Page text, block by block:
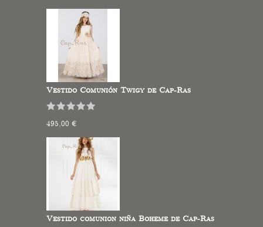
Vestido Comunión Twigy de Cap-Ras
495,00 €
Vestido comunion niña Boheme de Cap-Ras